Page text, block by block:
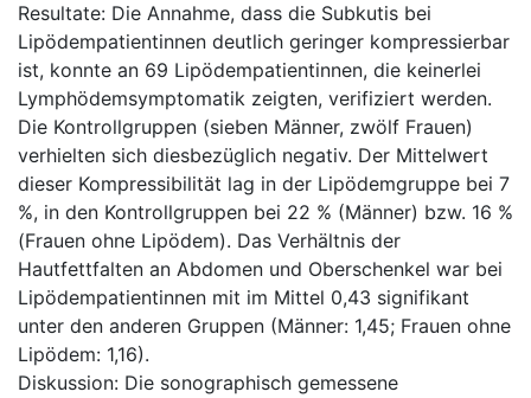
Resultate: Die Annahme, dass die Subkutis bei
Lipödempatientinnen deutlich geringer kompressierbar
ist, konnte an 69 Lipödempatientinnen, die keinerlei
Lymphödemsymptomatik zeigten, verifiziert werden.
Die Kontrollgruppen (sieben Männer, zwölf Frauen)
verhielten sich diesbezüglich negativ. Der Mittelwert
dieser Kompressibilität lag in der Lipödemgruppe bei 7
%, in den Kontrollgruppen bei 22 % (Männer) bzw. 16 %
(Frauen ohne Lipödem). Das Verhältnis der
Hautfettfalten an Abdomen und Oberschenkel war bei
Lipödempatientinnen mit im Mittel 0,43 signifikant
unter den anderen Gruppen (Männer: 1,45; Frauen ohne
Lipödem: 1,16).
Diskussion: Die sonographisch gemessene